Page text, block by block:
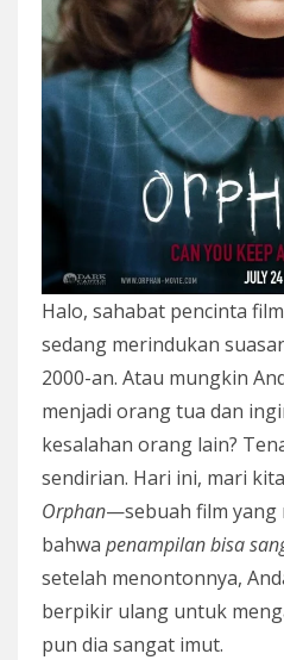
Halo, sahabat pencinta
sedang merindukan
2000-an. Atau mungkin
menjadi orang tua dan
kesalahan orang lain?
sendirian. Hari ini, mari
Orphan—sebuah film yang
bahwa penampilan bisa
setelah menontonnya,
berpikir ulang untuk
pun dia sangat imut.